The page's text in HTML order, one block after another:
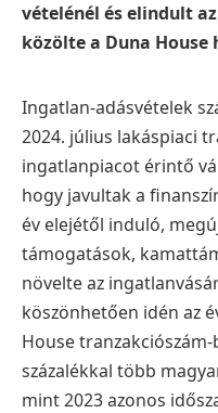
vételénél és elindult
közölte a Duna House
Ingatlan-adásvételek
2024. július lakáspiaci
ingatlanpiacot érintő
hogy javultak a
év elejétől induló,
támogatások,
növelte az
köszönhetően idén az
House
százalékkal több
mint 2023 azonos